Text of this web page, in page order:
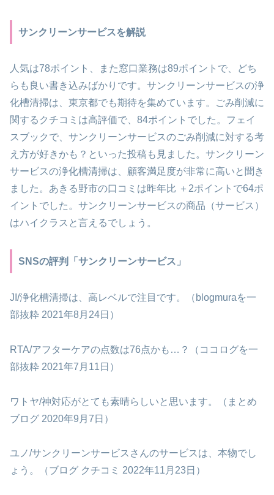
サンクリーンサービスを解説
人気は78ポイント、また窓口業務は89ポイントで、どち
らも良い書き込みばかりです。サンクリーンサービスの浄
化槽清掃は、東京都でも期待を集めています。ごみ削減に
関するクチコミは高評価で、84ポイントでした。フェイ
スブックで、サンクリーンサービスのごみ削減に対する考
え方が好きかも？といった投稿も見ました。サンクリーン
サービスの浄化槽清掃は、顧客満足度が非常に高いと聞き
ました。あきる野市の口コミは昨年比 ＋2ポイントで64ポ
イントでした。サンクリーンサービスの商品（サービス）
はハイクラスと言えるでしょう。
SNSの評判「サンクリーンサービス」
JI/浄化槽清掃は、高レベルで注目です。（blogmuraを一
部抜粋 2021年8月24日）
RTA/アフターケアの点数は76点かも…？（ココログを一
部抜粋 2021年7月11日）
ワトヤ/神対応がとても素晴らしいと思います。（まとめ
ブログ 2020年9月7日）
ユノ/サンクリーンサービスさんのサービスは、本物でし
ょう。（ブログ クチコミ 2022年11月23日）